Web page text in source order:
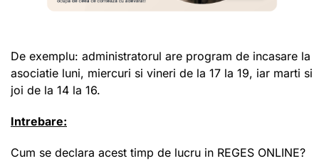
De exemplu: administratorul are program de incasare la
asociatie luni, miercuri si vineri de la 17 la 19, iar marti si
joi de la 14 la 16.
Intrebare:
Cum se declara acest timp de lucru in REGES ONLINE?